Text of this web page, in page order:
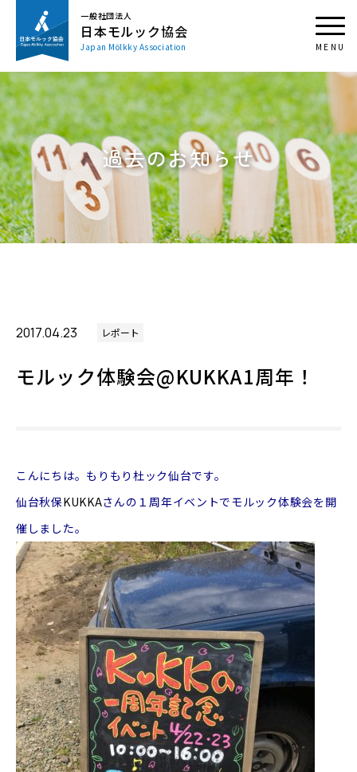
一般社団法人
日本モルック協会
Japan Mölkky Association
過去のお知らせ
2017.04.23 レポート
モルック体験会@KUKKA1周年！
こんにちは。もりもり杜ック仙台です。
仙台秋保KUKKAさんの１周年イベントでモルック体験会を開
催しました。